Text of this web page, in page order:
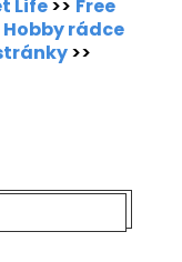
Life>> Free
Hobby rádce
>>